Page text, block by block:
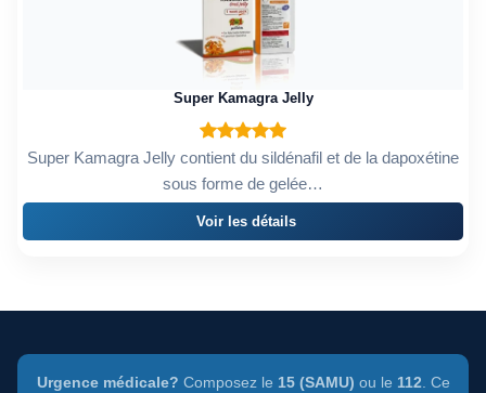
Super Kamagra Jelly
Super Kamagra Jelly contient du sildénafil et de la dapoxétine
sous forme de gelée…
Voir les détails
Urgence médicale? Composez le 15 (SAMU) ou le 112. Ce